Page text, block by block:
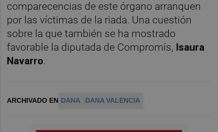
comparecencias de este órgano arranquen
por las víctimas de la riada. Una cuestión
sobre la que también se ha mostrado
favorable la diputada de Compromís, Isaura
Navarro.
ARCHIVADO EN DANA DANA VALENCIA